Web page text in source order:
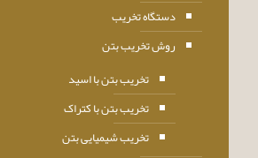
دستگاه تخریب
روش تخریب بتن
تخریب بتن با اسید
تخریب بتن با کتراک
تخریب شیمیایی بتن